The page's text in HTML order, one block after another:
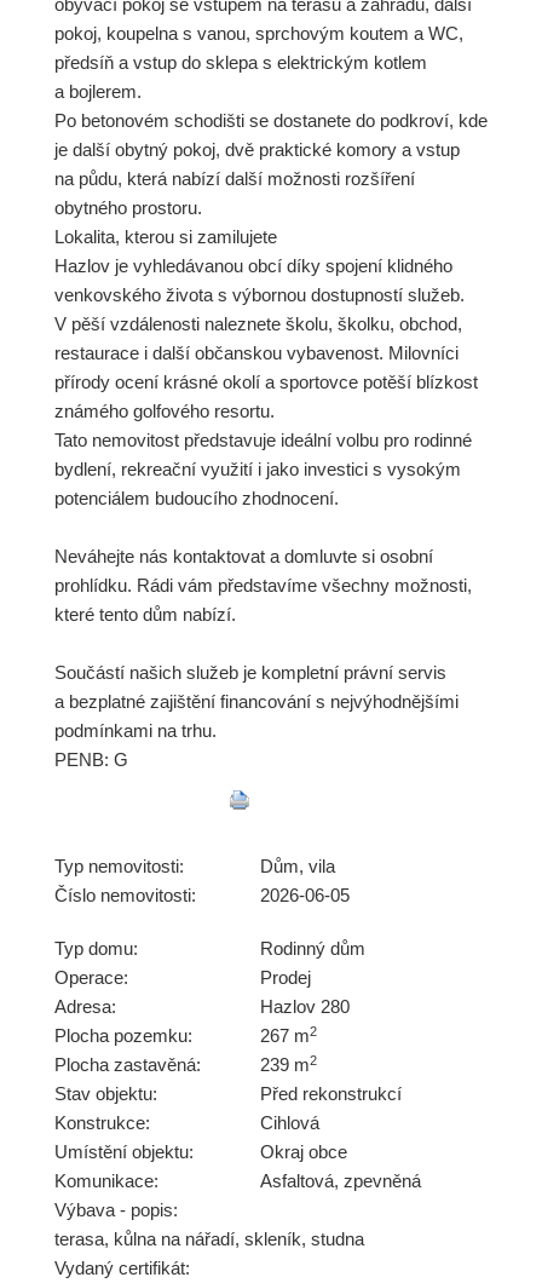
obývací pokoj se vstupem na terasu a zahradu, další
pokoj, koupelna s vanou, sprchovým koutem a WC,
předsíň a vstup do sklepa s elektrickým kotlem
a bojlerem.
Po betonovém schodišti se dostanete do podkroví, kde
je další obytný pokoj, dvě praktické komory a vstup
na půdu, která nabízí další možnosti rozšíření
obytného prostoru.
Lokalita, kterou si zamilujete
Hazlov je vyhledávanou obcí díky spojení klidného
venkovského života s výbornou dostupností služeb.
V pěší vzdálenosti naleznete školu, školku, obchod,
restaurace i další občanskou vybavenost. Milovníci
přírody ocení krásné okolí a sportovce potěší blízkost
známého golfového resortu.
Tato nemovitost představuje ideální volbu pro rodinné
bydlení, rekreační využití i jako investici s vysokým
potenciálem budoucího zhodnocení.
Neváhejte nás kontaktovat a domluvte si osobní
prohlídku. Rádi vám představíme všechny možnosti,
které tento dům nabízí.
Součástí našich služeb je kompletní právní servis
a bezplatné zajištění financování s nejvýhodnějšími
podmínkami na trhu.
PENB: G
Typ nemovitosti:
Dům, vila
Číslo nemovitosti:
2026-06-05
Typ domu:
Rodinný dům
Operace:
Prodej
Adresa:
Hazlov 280
Plocha pozemku:
267 m2
Plocha zastavěná: 239 m2
Stav objektu:
Před rekonstrukcí
Konstrukce:
Cihlová
Umístění objektu:
Okraj obce
Komunikace:
Asfaltová, zpevněná
Výbava - popis:
terasa, kůlna na nářadí, skleník, studna
Vydaný certifikát: